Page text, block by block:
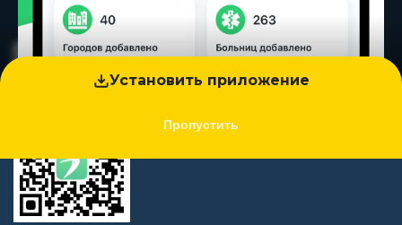
Установить приложение
Пропустить